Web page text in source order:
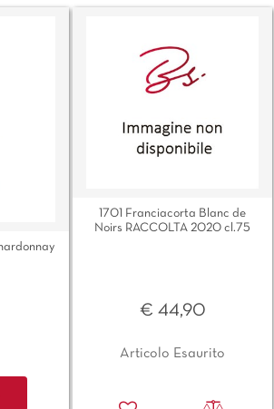
1701 Franciacorta Blanc de
Noirs RACCOLTA 2020 cl.75
€ 44,90
Articolo Esaurito